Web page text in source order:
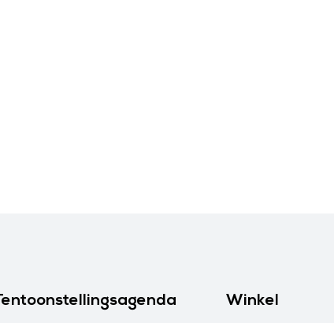
Winkel